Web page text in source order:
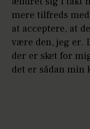
mere tilfreds
at acceptere, at
være den, jeg er.
der er sket for
det er sådan min